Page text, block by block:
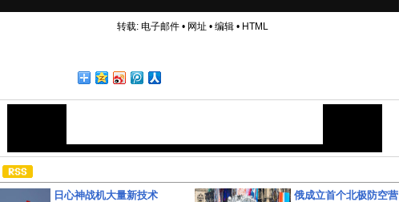
转载: 电子邮件• 网址 • 编辑• HTML
日心神战机大量新技术 俄成立首个北极防空营